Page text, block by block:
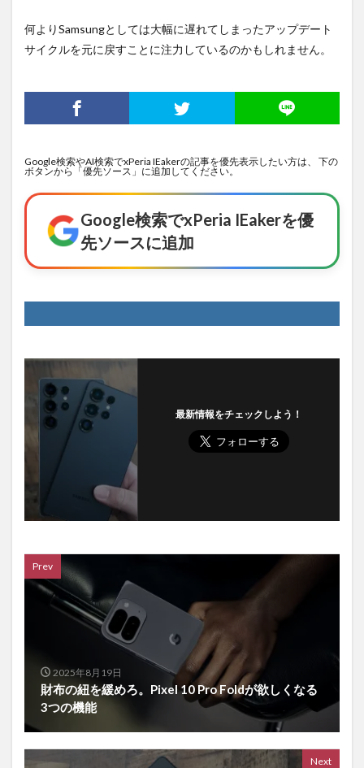
何よりSamsungとしては大幅に遅れてしまったアップデート
サイクルを元に戻すことに注力しているのかもしれません。
Google検索やAI検索でxPeria IEakerの記事を優先表示したい方は、 下の
ボタンから「優先ソース」に追加してください。
Google検索でxPeria IEakerを優
先ソースに追加
最新情報をチェックしよう！
Prev
2025年8月19日
財布の紐を緩めろ。Pixel 10 Pro Foldが欲しくなる
3つの機能
Next